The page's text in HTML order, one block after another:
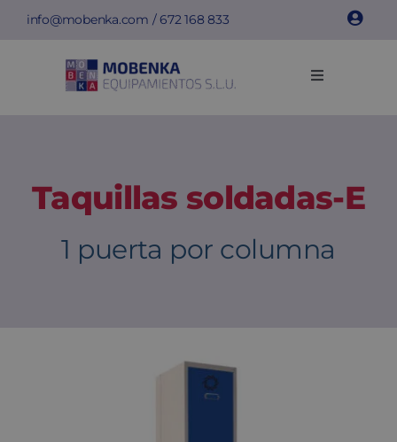
Saltar
contenido
info@mobenka.com /672 168 833
Toggle
Instalaciones
Taquillas soldadas-E
1 puerta por columna